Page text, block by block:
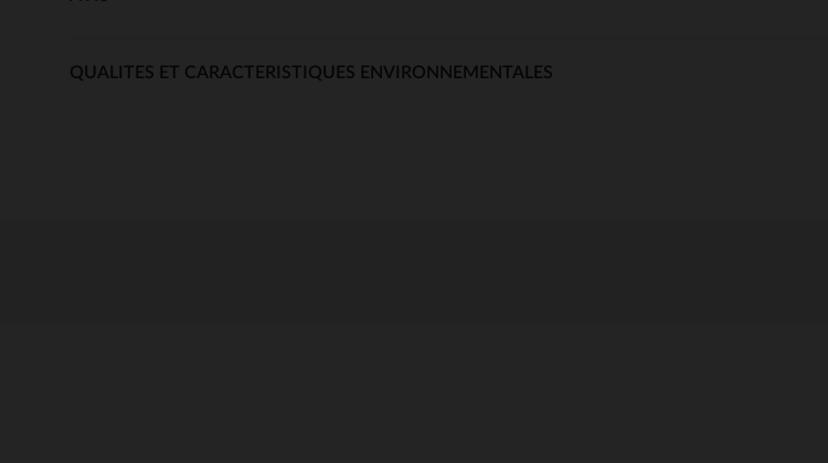
QUALITES ET CARACTERISTIQUES ENVIRONNEMENTALES